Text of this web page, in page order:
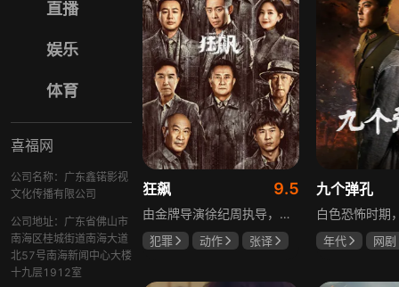
直播
娱乐
体育
喜福网
公司名称：广东鑫锘影视
文化传播有限公司
公司地址：广东省佛山市
南海区桂城街道南海大道
北57号南海新闻中心大楼
十九层1912室
狂飙 9.5
由金牌导演徐纪周执导，张译、张颂文、李一桐、张志坚、吴刚领衔主演，倪大红、韩童生、李建义特邀主演的中央政法委重点项目。一部扫黑除恶坚决斗争的回忆录，横跨20年的群像叙事全景式展现时代变迁下的黑白较量与复杂人性。
犯罪 动作
张译
九个弹孔
年代
网剧